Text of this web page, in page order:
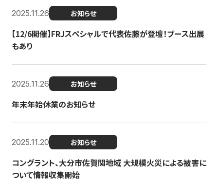
2025.11.26 お知らせ
【12/6開催】FRJスペシャルで代表佐藤が登壇！ブース出展
もあり
2025.11.26 お知らせ
年末年始休業のお知らせ
2025.11.20 お知らせ
コングラント、大分市佐賀関地域 大規模火災による被害に
ついて情報収集開始